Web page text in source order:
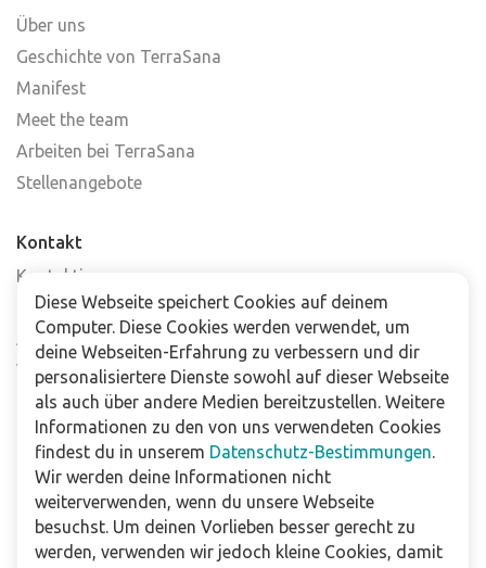
Über uns
Geschichte von TerraSana
Manifest
Meet the team
Arbeiten bei TerraSana
Stellenangebote
Kontakt
Kontaktiere uns
Häufig gestellte Fragen
Abonniere unseren Newsletter
Verkaufsstellen
Für Unternehmen
Downloads
Impressum
Datenschutzbestimmungen
Diese Webseite speichert Cookies auf deinem
Computer. Diese Cookies werden verwendet, um
deine Webseiten-Erfahrung zu verbessern und dir
personalisiertere Dienste sowohl auf dieser Webseite
als auch über andere Medien bereitzustellen. Weitere
Informationen zu den von uns verwendeten Cookies
findest du in unserem Datenschutz-Bestimmungen.
Wir werden deine Informationen nicht
weiterverwenden, wenn du unsere Webseite
besuchst. Um deinen Vorlieben besser gerecht zu
werden, verwenden wir jedoch kleine Cookies, damit